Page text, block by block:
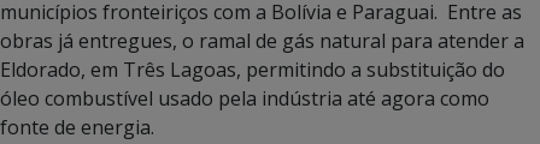
municípios fronteiriços com a Bolívia e Paraguai. Entre as
obras já entregues, o ramal de gás natural para atender a
Eldorado, em Três Lagoas, permitindo a substituição do
óleo combustível usado pela indústria até agora como
fonte de energia.